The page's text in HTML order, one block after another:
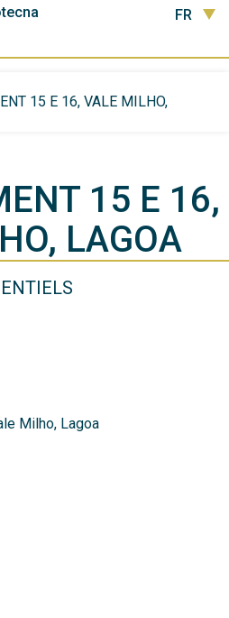
FR
15 E 16, VALE MILHO,
15 E 16,
LAGOA
Milho, Lagoa